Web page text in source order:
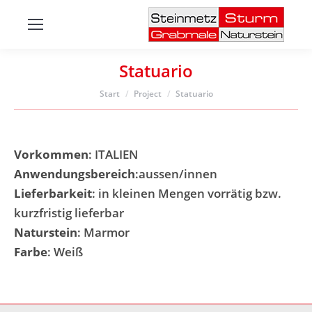
Statuario
Sie befinden sich hier:
Start Project Statuario
Vorkommen: ITALIEN
Anwendungsbereich:aussen/innen
Lieferbarkeit: in kleinen Mengen vorrätig bzw.
kurzfristig lieferbar
Naturstein: Marmor
Farbe: Weiß